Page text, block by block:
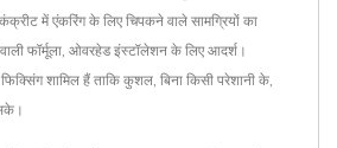
में एंकरिंग के लिए चिपकने वाले सामग्रियों का
फॉर्मूला, ओवरहेड इंस्टॉलेशन के लिए आदर्श।